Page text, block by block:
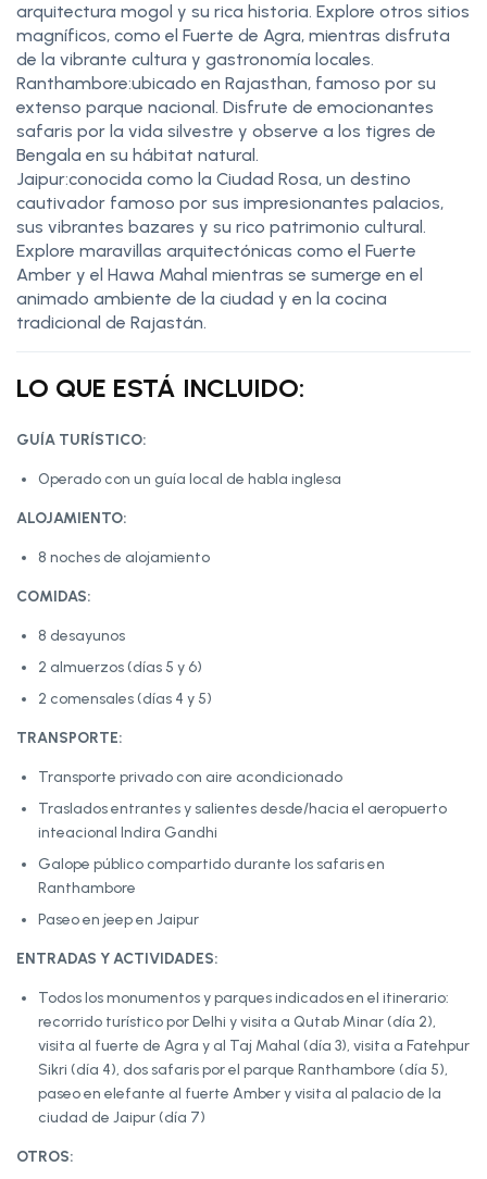
arquitectura mogol y su rica historia. Explore otros sitios
magníficos, como el Fuerte de Agra, mientras disfruta
de la vibrante cultura y gastronomía locales.
Ranthambore:ubicado en Rajasthan, famoso por su
extenso parque nacional. Disfrute de emocionantes
safaris por la vida silvestre y observe a los tigres de
Bengala en su hábitat natural.
Jaipur:conocida como la Ciudad Rosa, un destino
cautivador famoso por sus impresionantes palacios,
sus vibrantes bazares y su rico patrimonio cultural.
Explore maravillas arquitectónicas como el Fuerte
Amber y el Hawa Mahal mientras se sumerge en el
animado ambiente de la ciudad y en la cocina
tradicional de Rajastán.
LO QUE ESTÁ INCLUIDO:
GUÍA TURÍSTICO:
Operado con un guía local de habla inglesa
ALOJAMIENTO:
8 noches de alojamiento
COMIDAS:
8 desayunos
2 almuerzos (días 5 y 6)
2 comensales (días 4 y 5)
TRANSPORTE:
Transporte privado con aire acondicionado
Traslados entrantes y salientes desde/hacia el aeropuerto
inteacional Indira Gandhi
Galope público compartido durante los safaris en
Ranthambore
Paseo en jeep en Jaipur
ENTRADAS Y ACTIVIDADES:
Todos los monumentos y parques indicados en el itinerario:
recorrido turístico por Delhi y visita a Qutab Minar (día 2),
visita al fuerte de Agra y al Taj Mahal (día 3), visita a Fatehpur
Sikri (día 4), dos safaris por el parque Ranthambore (día 5),
paseo en elefante al fuerte Amber y visita al palacio de la
ciudad de Jaipur (día 7)
OTROS: